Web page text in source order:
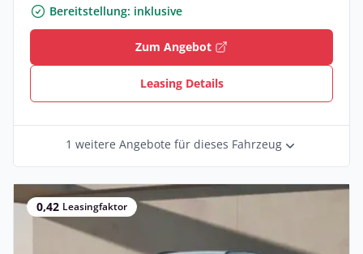
Bereitstellung: inklusive
Zum Angebot
Leasing Details
1 weitere Angebote für dieses Fahrzeug
0,42 Leasingfaktor